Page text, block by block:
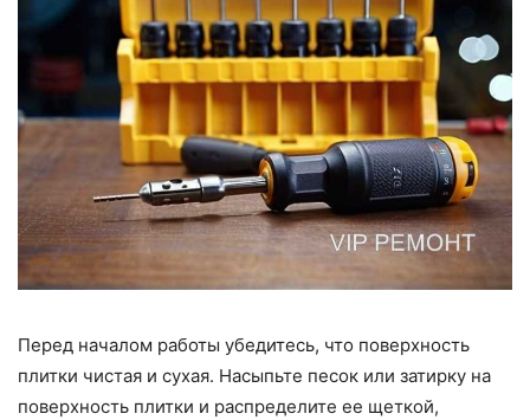
Перед началом работы убедитесь, что поверхность
плитки чистая и сухая. Насыпьте песок или затирку на
поверхность плитки и распределите ее щеткой,